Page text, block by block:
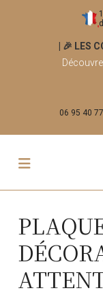
| 🎉 LES
06 95 40